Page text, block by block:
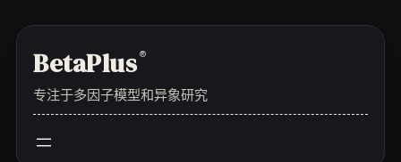
contentBetaPlus®
专注于多因子模型和异象研究